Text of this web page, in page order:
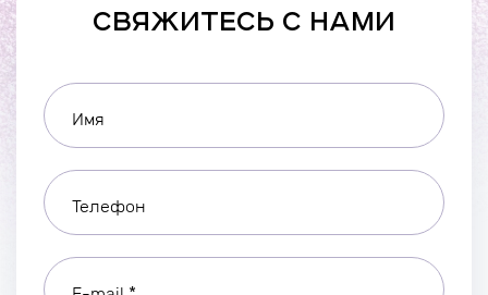
СВЯЖИТЕСЬ С НАМИ
Имя
Телефон